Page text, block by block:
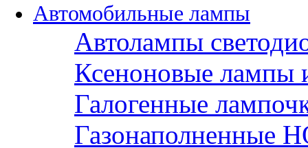
Автомобильные лампы
Автолампы
Ксеноновые лампы
Галогенные
Газонаполненные